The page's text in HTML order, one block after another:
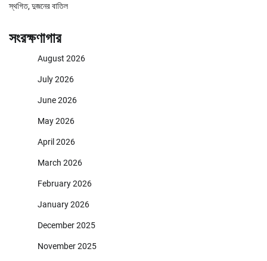
স্থগিত, দুজনের বাতিল
সংরক্ষণাগার
August 2026
July 2026
June 2026
May 2026
April 2026
March 2026
February 2026
January 2026
December 2025
November 2025